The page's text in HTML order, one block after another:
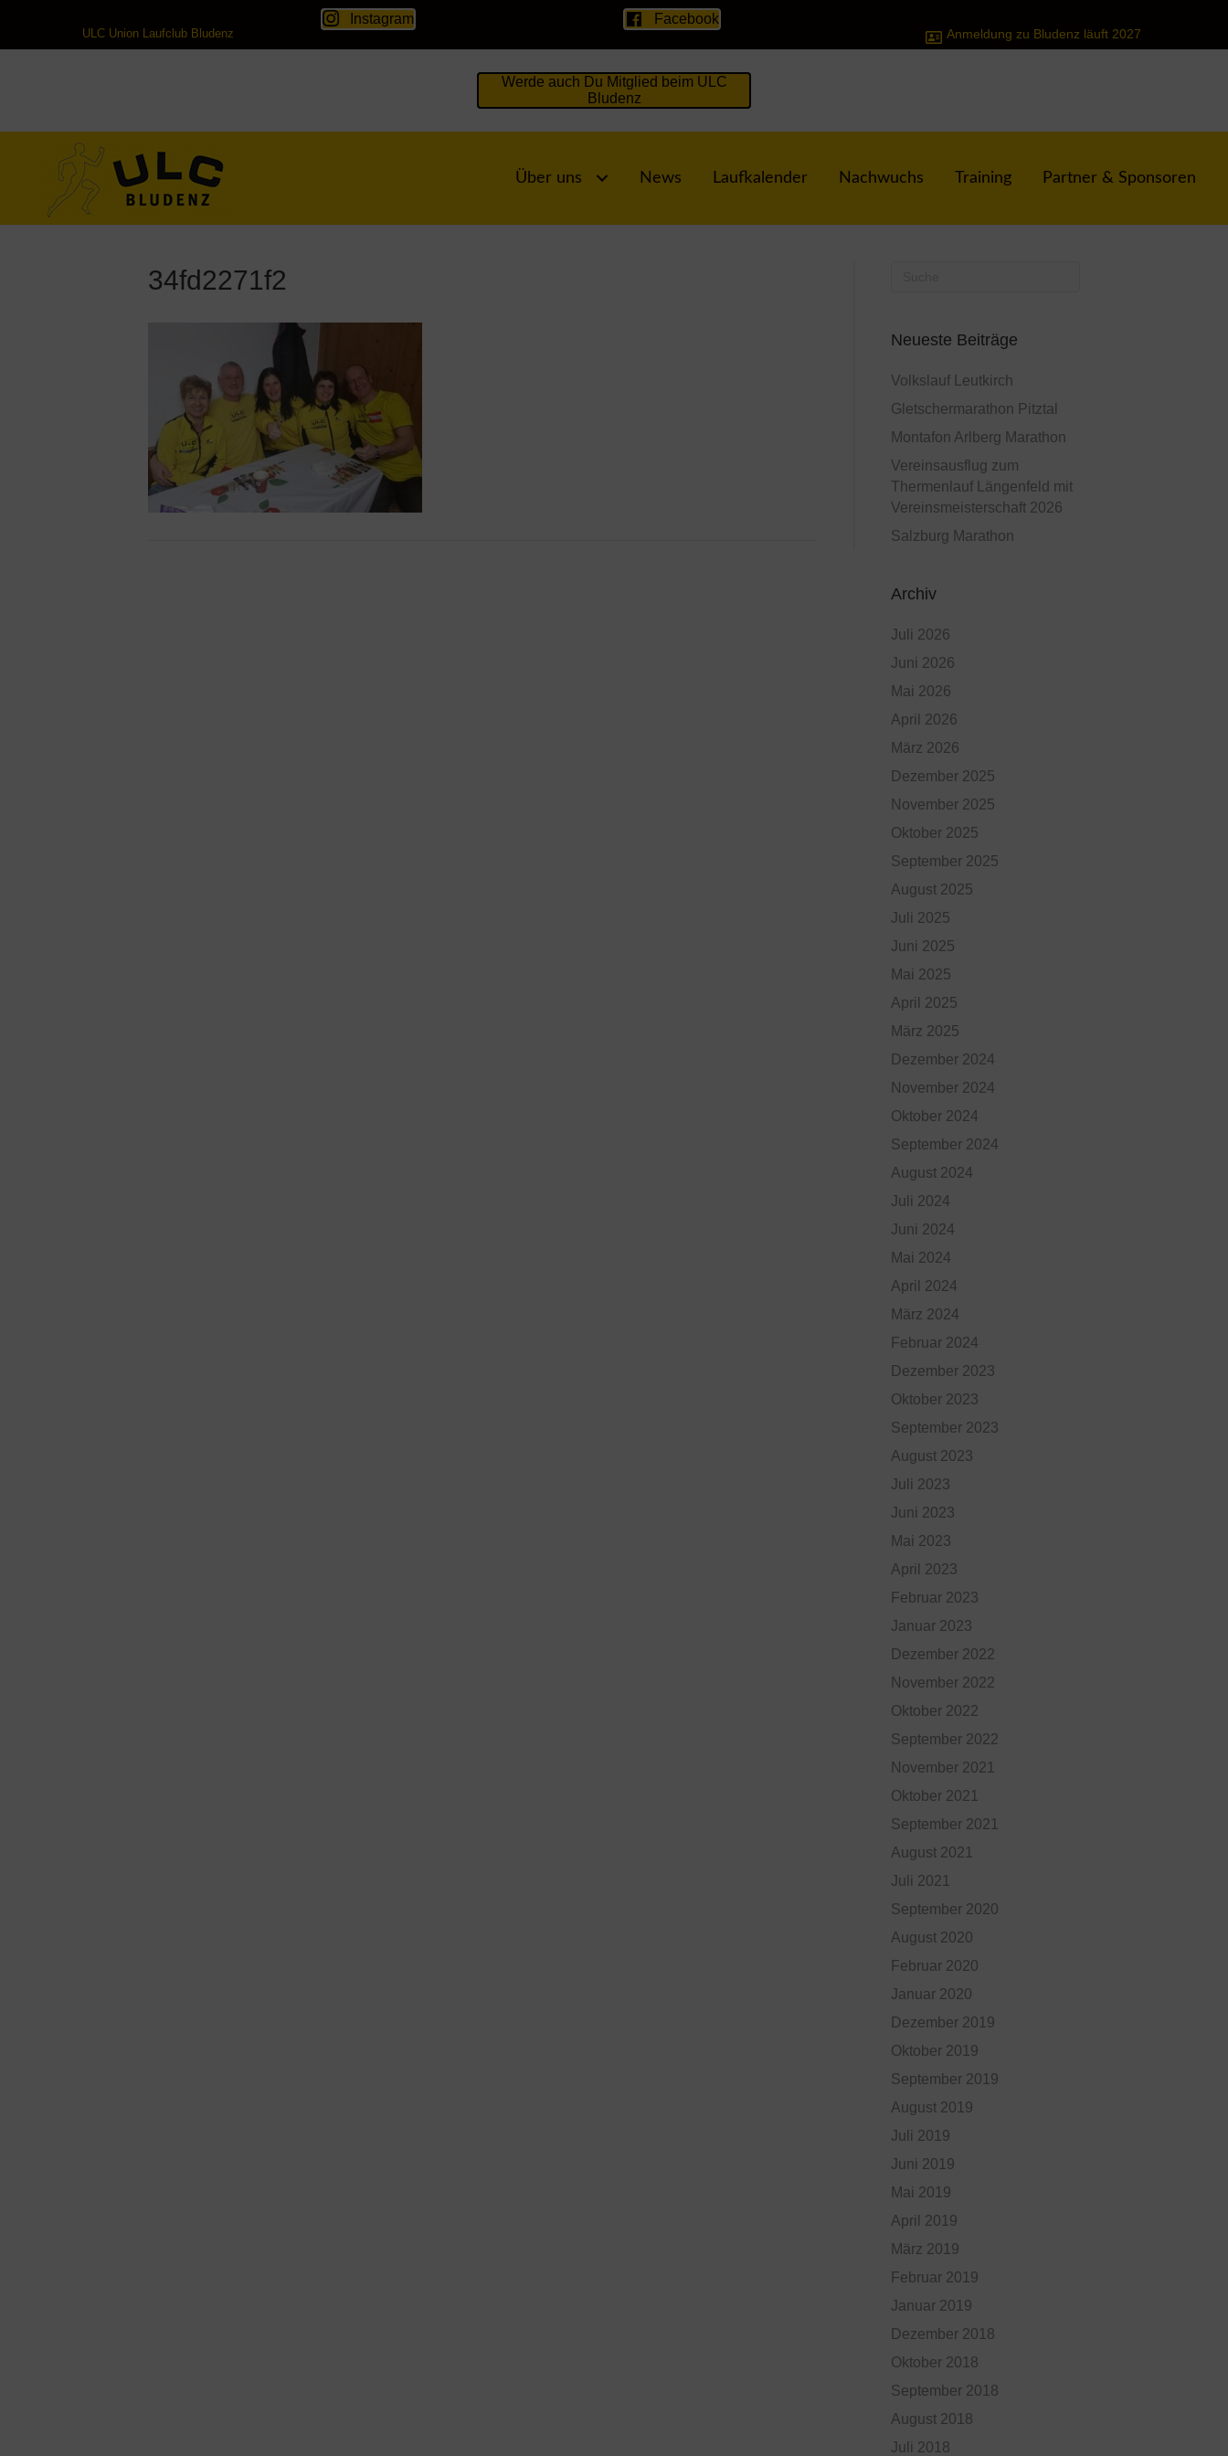
ULC Union Laufclub Bludenz
Instagram Facebook
Anmeldung zu Bludenz läuft 2027
Werde auch Du Mitglied beim ULC
Bludenz
Über uns News Laufkalender Nachwuchs Training Partner & Sponsoren
34fd2271f2
Neueste Beiträge
Volkslauf Leutkirch
Gletschermarathon Pitztal
Montafon Arlberg Marathon
Vereinsausflug zum
Thermenlauf Längenfeld mit
Vereinsmeisterschaft 2026
Salzburg Marathon
Archiv
Juli 2026
Juni 2026
Mai 2026
April 2026
März 2026
Dezember 2025
November 2025
Oktober 2025
September 2025
August 2025
Juli 2025
Juni 2025
Mai 2025
April 2025
März 2025
Dezember 2024
November 2024
Oktober 2024
September 2024
August 2024
Juli 2024
Juni 2024
Mai 2024
April 2024
März 2024
Februar 2024
Dezember 2023
Oktober 2023
September 2023
August 2023
Juli 2023
Juni 2023
Mai 2023
April 2023
Februar 2023
Januar 2023
Dezember 2022
November 2022
Oktober 2022
September 2022
November 2021
Oktober 2021
September 2021
August 2021
Juli 2021
September 2020
August 2020
Februar 2020
Januar 2020
Dezember 2019
Oktober 2019
September 2019
August 2019
Juli 2019
Juni 2019
Mai 2019
April 2019
März 2019
Februar 2019
Januar 2019
Dezember 2018
Oktober 2018
September 2018
August 2018
Juli 2018